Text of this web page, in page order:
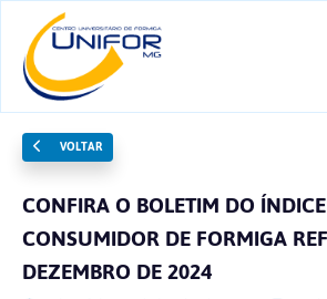
VOLTAR
CONFIRA O BOLETIM DO
CONSUMIDOR DE FORMIGA
DEZEMBRO DE 2024